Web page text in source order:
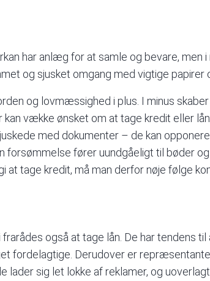
har anlæg for at samle og bevare, men i
og sjusket omgang med vigtige papirer
og lovmæssighed i plus. I minus
kan vække ønsket om at tage kredit eller
med dokumenter – de kan
forsømmelse fører uundgåeligt til bøder
tage kredit, må man derfor nøje følge
frarådes også at tage lån. De har tendens
fordelagtige. Derudover er
lader sig let lokke af reklamer, og